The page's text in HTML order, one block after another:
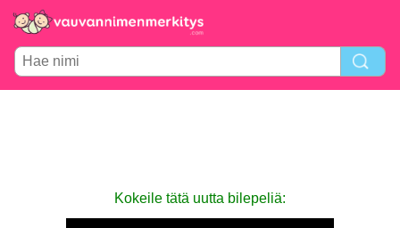
Kokeile tätä uutta bilepeliä: